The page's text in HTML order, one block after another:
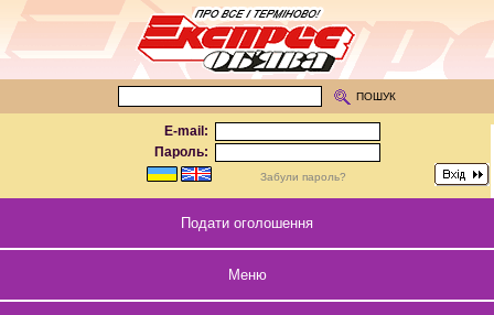
E-mail:
Пароль:
Забули пароль?
ПОШУК
Подати оголошення
Меню